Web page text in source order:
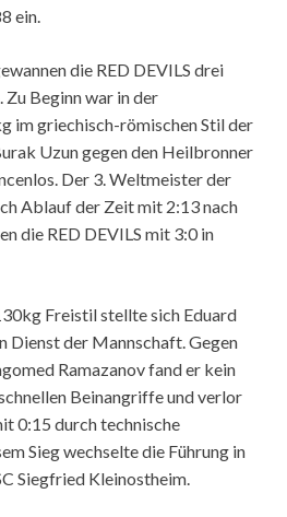
ein.
die RED DEVILS drei
Zu Beginn war in der
im griechisch-römischen Stil der
Uzun gegen den Heilbronner
Der 3. Weltmeister der
Ablauf der Zeit mit 2:13 nach
die RED DEVILS mit 3:0 in
Freistil stellte sich Eduard
Dienst der Mannschaft. Gegen
Ramazanov fand er kein
Beinangriffe und verlor
0:15 durch technische
Sieg wechselte die Führung in
Siegfried Kleinostheim.